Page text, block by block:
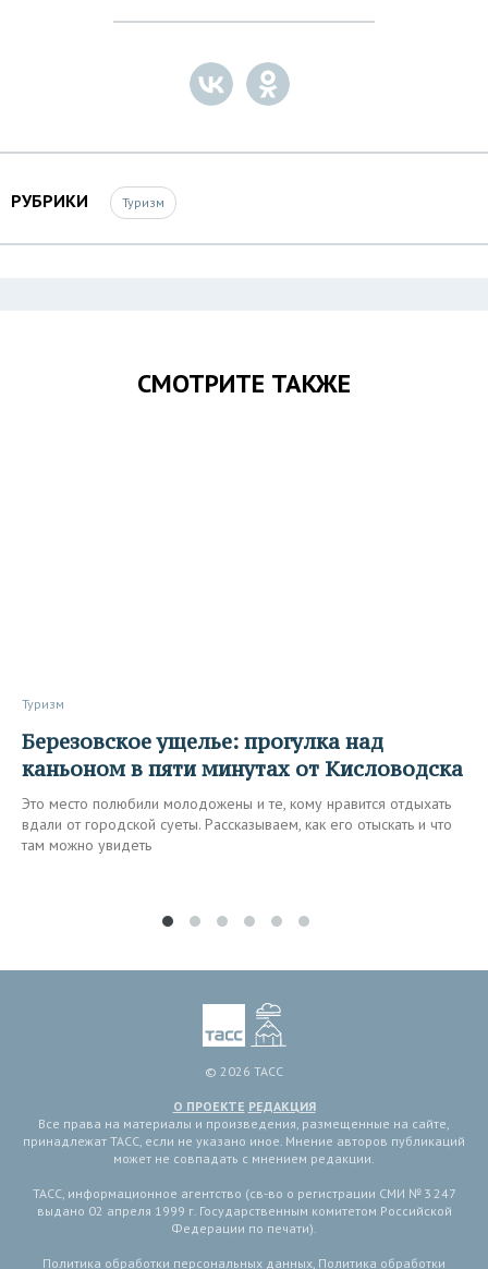
РУБРИКИ Туризм
СМОТРИТЕ ТАКЖЕ
Туризм
Березовское ущелье: прогулка над
каньоном в пяти минутах от Кисловодска
Это место полюбили молодожены и те, кому нравится отдыхать
вдали от городской суеты. Рассказываем, как его отыскать и что
там можно увидеть
© 2026 ТАСС
О ПРОЕКТЕ РЕДАКЦИЯ
Все права на материалы и произведения, размещенные на сайте,
принадлежат ТАСС, если не указано иное. Мнение авторов публикаций
может не совпадать с мнением редакции.
ТАСС, информационное агентство (св-во о регистрации СМИ № 3 247
выдано 02 апреля 1999 г. Государственным комитетом Российской
Федерации по печати).
Политика обработки персональных данных Политика обработки